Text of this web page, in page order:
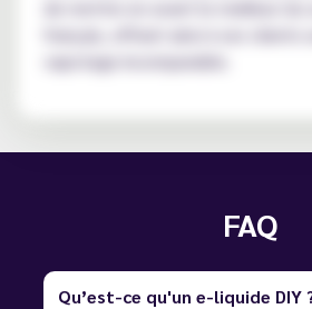
français, offrant ainsi à ses clients
vapotage incomparable.
FAQ
Qu’est-ce qu'un e-liquide DIY